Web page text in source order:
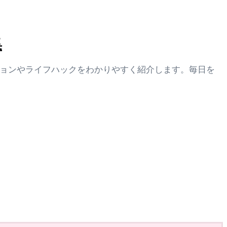
ンやライフハックをわかりやすく紹介します。毎日を